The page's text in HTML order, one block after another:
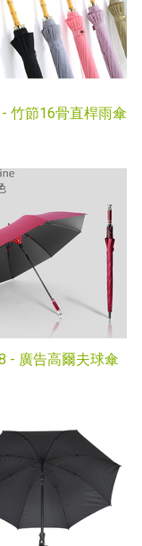
竹節16骨直桿雨傘
- 廣告高爾夫球傘